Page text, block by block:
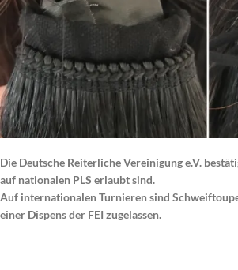
Die Deutsche Reiterliche Vereinigung e.V.
auf nationalen PLS erlaubt sind.
Auf internationalen Turnieren sind
einer Dispens der FEI zugelassen.